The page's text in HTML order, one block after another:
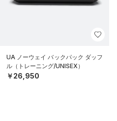
UA ノーウェイ バックパック ダッフ
ル（トレーニング/UNISEX）
￥26,950